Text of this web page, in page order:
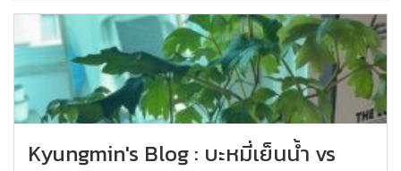
Kyungmin's Blog : บะหมี่เย็นน้ำ vs